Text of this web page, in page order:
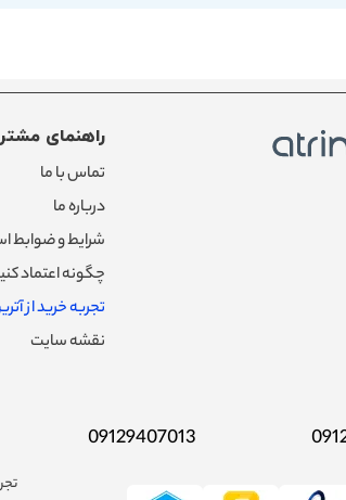
راهنمای
تماس با ما
درباره ما
شرایط و ضوابط
چگونه اعتماد
تجربه خرید از
نقشه سایت
09129407013